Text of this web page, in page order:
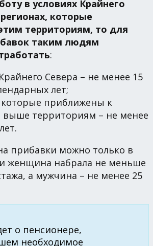
в условиях Крайнего
которые
территориям, то для
таким людям
:
Севера – не менее 15
лет;
которые приближены к
выше территориям – не менее
прибавки можно только в
женщина набрала не меньше
а мужчина – не менее 25
о пенсионере,
необходимое